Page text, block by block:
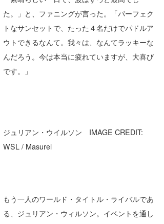
た。」と、ファニングが言った。「パーフェク
トなサンセットで、たった４名だけでパドルア
ウトできるなんて。我々は、なんてラッキーな
んだろう。今は本当に疲れていますが、大喜び
です。」
ジュリアン・ウイルソン IMAGE CREDIT:
WSL / Masurel
もう一人のワールド・タイトル・ライバルであ
る、ジュリアン・ウィルソン。イベントを通し
wanda
予報士 hiro.
banpaku
Mr.K